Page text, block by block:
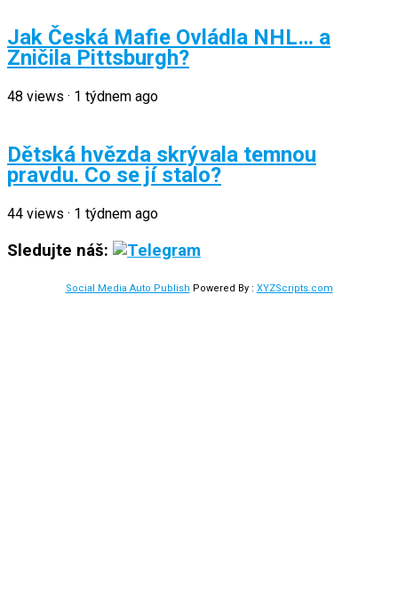
Jak Česká Mafie Ovládla NHL… a
Zničila Pittsburgh?
48 views · 1 týdnem ago
Dětská hvězda skrývala temnou
pravdu. Co se jí stalo?
44 views · 1 týdnem ago
Sledujte náš:
Social Media Auto Publish Powered By : XYZScripts.com